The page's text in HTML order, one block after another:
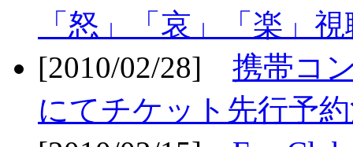
「怒」「哀」「楽」
[2010/02/28] 携帯コ
にてチケット先行予